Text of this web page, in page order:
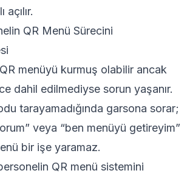
açılır.
QR Menü Sürecini
menüyü kurmuş olabilir ancak
dahil edilmediyse sorun yaşanır.
tarayamadığında garsona sorar;
veya “ben menüyü getireyim”
bir işe yaramaz.
QR menü sistemini